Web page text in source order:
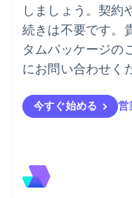
しましょう。契約
続きは不要です。
タムパッケージの
にお問い合わせく
今すぐ始める 営
ニュージーランド
English
ノルウェー
English
ハンガリー
フィンランド
EnglishSvenska
Français
ブルガリア